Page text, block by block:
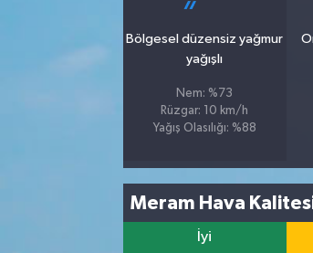
Bölgesel düzensiz yağmur
yağışlı
Nem: %73
Rüzgar: 10 km/h
Yağış Olasılığı: %88
Meram Hava
İyi